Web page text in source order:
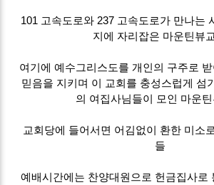
101 고속도로와 237 고속도로가 만나는
지에 자리잡은 마운틴뷰
여기에 예수그리스도를 개인의 구주로
믿음을 지키며 이 교회를 충성스럽게 섬
의 여집사님들이 모인 마운
교회당에 들어서면 어김없이 환한 미소
들
예배시간에는 찬양대원으로 헌금집사로